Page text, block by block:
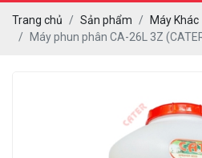
Trang chủ Sản phẩm Máy Khác
Máy phun phân CA-26L 3Z